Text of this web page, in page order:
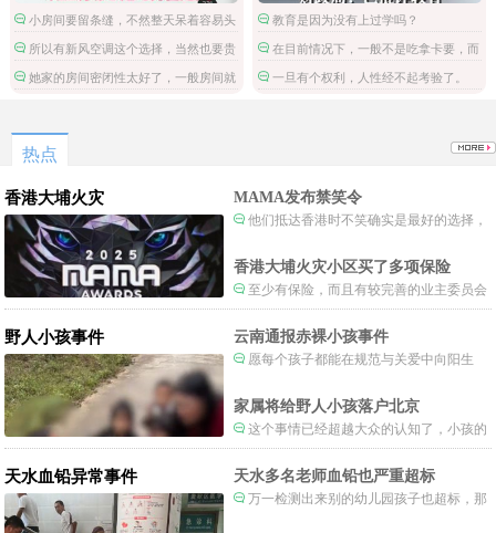
小房间要留条缝，不然整天呆着容易头
昏脑胀，精神不振，缺氧。
所以有新风空调这个选择，当然也要贵
一些。
她家的房间密闭性太好了，一般房间就
教育是因为没有上过学吗？
在目前情况下，一般不是吃拿卡要，而
是这笔钱被财政挪用了。
一旦有个权利，人性经不起考验了。
热点
香港大埔火灾 MAMA发布禁笑令
他们抵达香港时不笑确实是最好的选择，
一种保护吧。
香港大埔火灾小区买了多项保险
至少有保险，而且有较完善的业主委员会
制度。
野人小孩事件 云南通报赤裸小孩事件
愿每个孩子都能在规范与关爱中向阳生
家属将给野人小孩落户北京
这个事情已经超越大众的认知了，小孩的
形体和状态已经畸形了，得尽快送医。
天水血铅异常事件 天水多名老师血铅也严重超标
万一检测出来别的幼儿园孩子也超标，那